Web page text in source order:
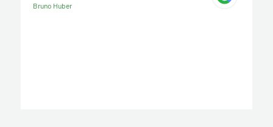
Bruno Huber